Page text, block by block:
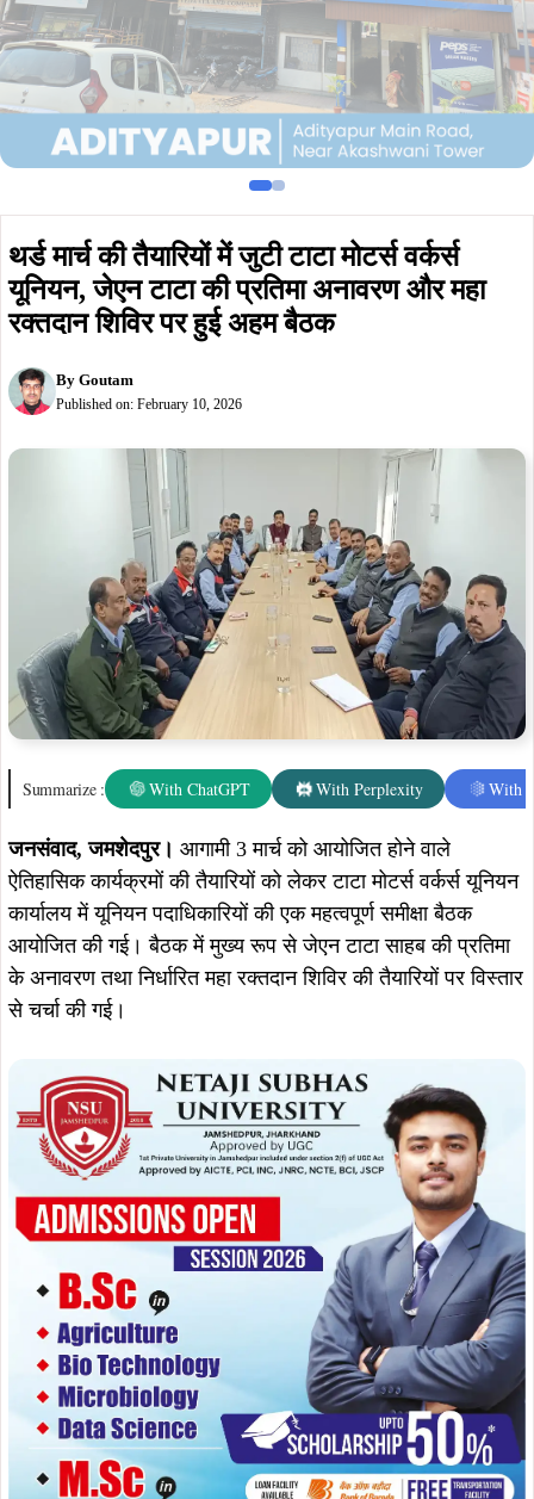
थर्ड मार्च की तैयारियों में जुटी टाटा मोटर्स वर्कर्स
यूनियन, जेएन टाटा की प्रतिमा अनावरण और महा
रक्तदान शिविर पर हुई अहम बैठक
By Goutam
Published on: February 10, 2026
Summarize : With ChatGPT With Perplexity With
जनसंवाद, जमशेदपुर। आगामी 3 मार्च को आयोजित होने वाले
ऐतिहासिक कार्यक्रमों की तैयारियों को लेकर टाटा मोटर्स वर्कर्स यूनियन
कार्यालय में यूनियन पदाधिकारियों की एक महत्वपूर्ण समीक्षा बैठक
आयोजित की गई। बैठक में मुख्य रूप से जेएन टाटा साहब की प्रतिमा
के अनावरण तथा निर्धारित महा रक्तदान शिविर की तैयारियों पर विस्तार
से चर्चा की गई।